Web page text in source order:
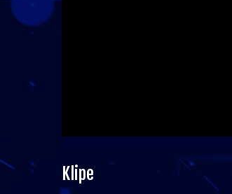
Klipe